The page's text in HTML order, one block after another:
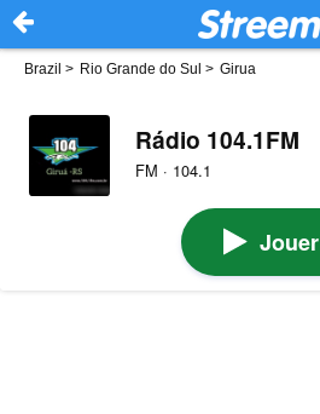
Brazil > Rio Grande do Sul > Girua
Rádio 104.1FM
FM · 104.1
Jouer